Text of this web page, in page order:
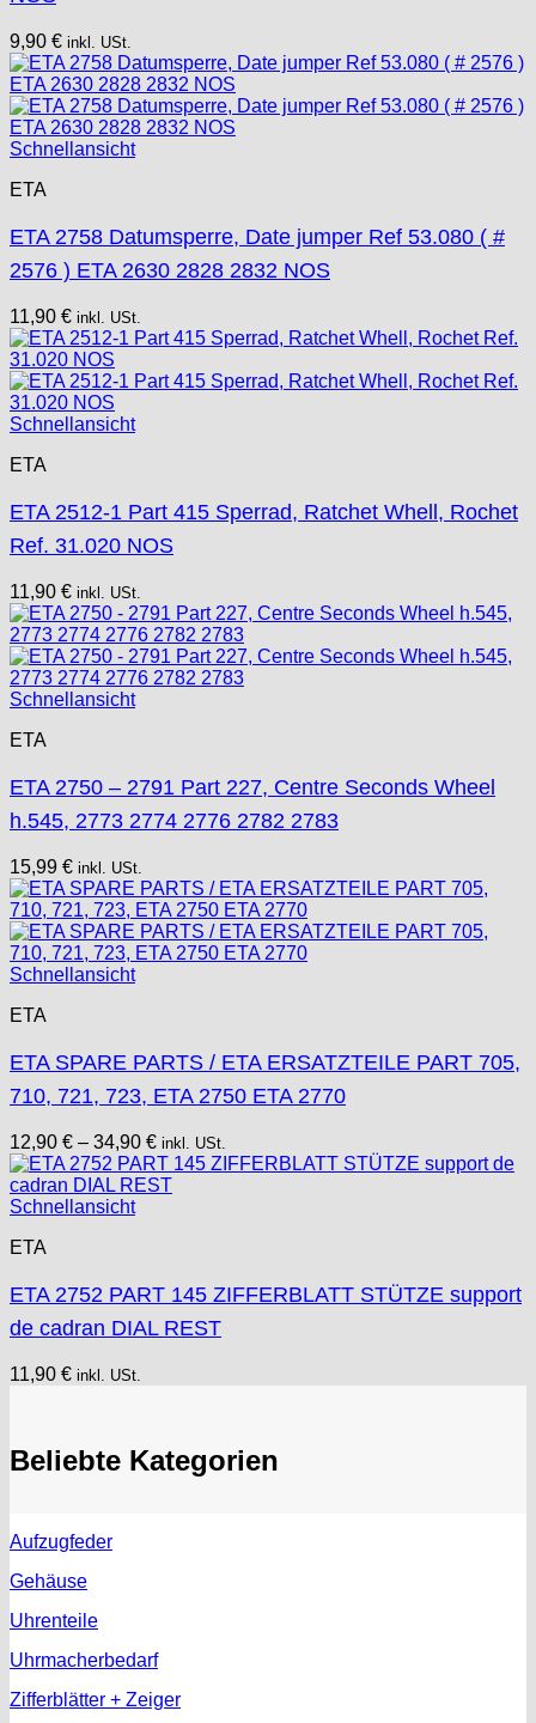
9,90 € inkl. USt.
Schnellansicht
ETA
ETA 2758 Datumsperre, Date jumper Ref 53.080 ( #
2576 ) ETA 2630 2828 2832 NOS
11,90 € inkl. USt.
Schnellansicht
ETA
ETA 2512-1 Part 415 Sperrad, Ratchet Whell, Rochet
Ref. 31.020 NOS
11,90 € inkl. USt.
Schnellansicht
ETA
ETA 2750 – 2791 Part 227, Centre Seconds Wheel
h.545, 2773 2774 2776 2782 2783
15,99 € inkl. USt.
Schnellansicht
ETA
ETA SPARE PARTS / ETA ERSATZTEILE PART 705,
710, 721, 723, ETA 2750 ETA 2770
12,90 € – 34,90 € inkl. USt.
Schnellansicht
ETA
ETA 2752 PART 145 ZIFFERBLATT STÜTZE support
de cadran DIAL REST
11,90 € inkl. USt.
Beliebte Kategorien
Aufzugfeder
Gehäuse
Uhrenteile
Uhrmacherbedarf
Zifferblätter + Zeiger